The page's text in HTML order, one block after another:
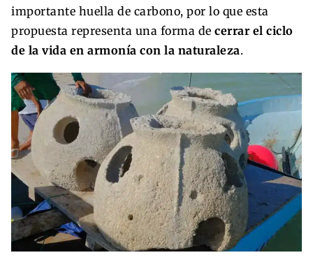
importante huella de carbono, por lo que esta
propuesta representa una forma de cerrar el ciclo
de la vida en armonía con la naturaleza.